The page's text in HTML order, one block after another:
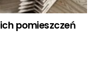
pomieszczeń